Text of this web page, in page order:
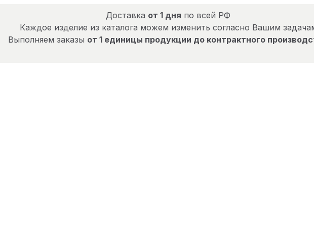
Доставка от 1 дня по всей РФ
Каждое изделие из каталога можем изменить согласно Вашим
Выполняем заказы от 1 единицы продукции до контрактного